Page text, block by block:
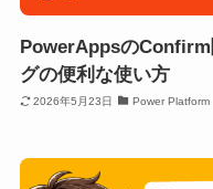
PowerAppsのConfirm
グの便利な使い方
2026年5月23日 Power Platform